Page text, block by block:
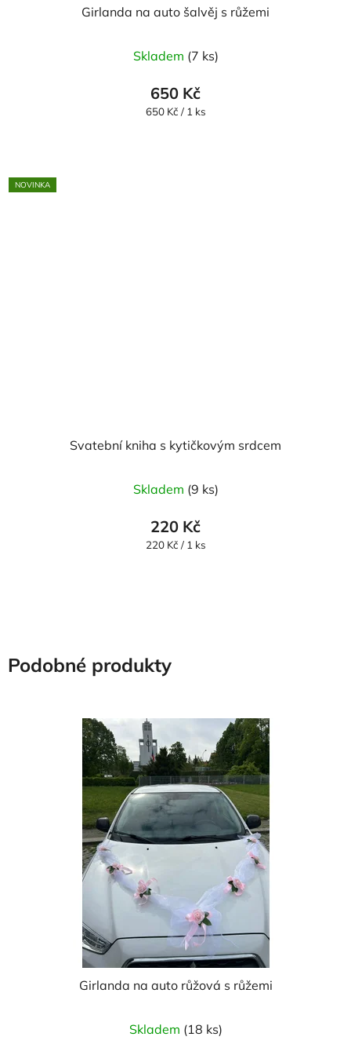
Girlanda na auto šalvěj s růžemi
Skladem (7 ks)
650 Kč
Měrná
650 Kč / 1 ks
NOVINKA
Svatební kniha s kytičkovým srdcem
Skladem (9 ks)
220 Kč
Měrná
220 Kč / 1 ks
Podobné produkty
Girlanda na auto růžová s růžemi
hodnocení
Skladem (18 ks)